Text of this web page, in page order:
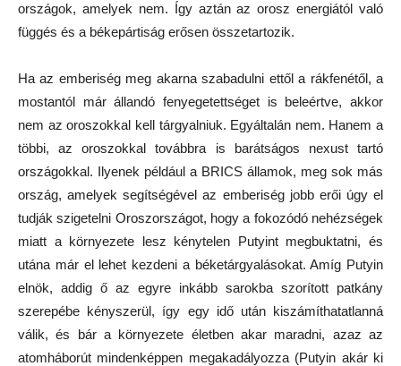
országok, amelyek nem. Így aztán az orosz energiától való
függés és a békepártiság erősen összetartozik.
Ha az emberiség meg akarna szabadulni ettől a rákfenétől, a
mostantól már állandó fenyegetettséget is beleértve, akkor
nem az oroszokkal kell tárgyalniuk. Egyáltalán nem. Hanem a
többi, az oroszokkal továbbra is barátságos nexust tartó
országokkal. Ilyenek például a BRICS államok, meg sok más
ország, amelyek segítségével az emberiség jobb erői úgy el
tudják szigetelni Oroszországot, hogy a fokozódó nehézségek
miatt a környezete lesz kénytelen Putyint megbuktatni, és
utána már el lehet kezdeni a béketárgyalásokat. Amíg Putyin
elnök, addig ő az egyre inkább sarokba szorított patkány
szerepébe kényszerül, így egy idő után kiszámíthatatlanná
válik, és bár a környezete életben akar maradni, azaz az
atomháborút mindenképpen megakadályozza (Putyin akár ki